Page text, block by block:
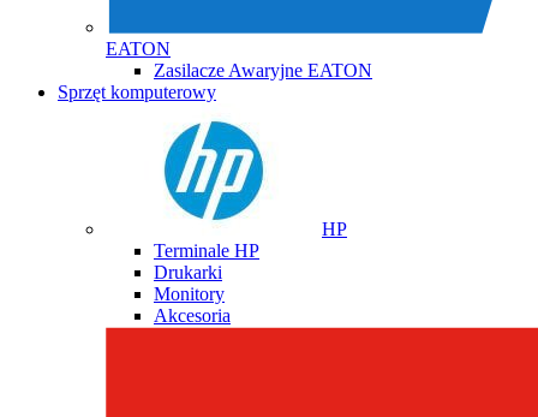
EATON
Zasilacze Awaryjne EATON
Sprzęt komputerowy
HP
Terminale HP
Drukarki
Monitory
Akcesoria